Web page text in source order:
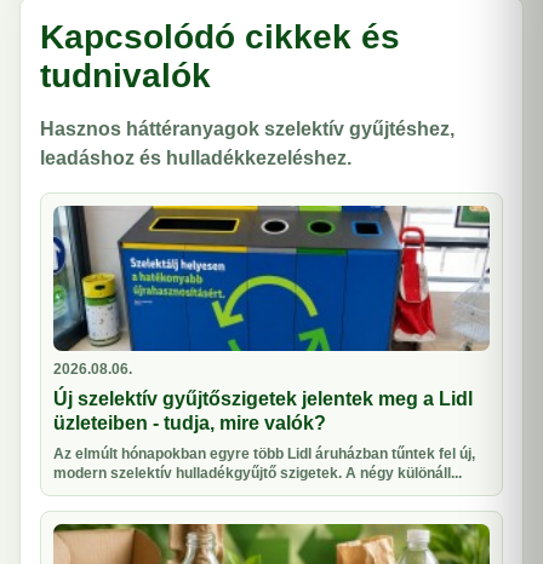
Kapcsolódó cikkek és
tudnivalók
Hasznos háttéranyagok szelektív gyűjtéshez,
leadáshoz és hulladékkezeléshez.
2026.08.06.
Új szelektív gyűjtőszigetek jelentek meg a Lidl
üzleteiben - tudja, mire valók?
Az elmúlt hónapokban egyre több Lidl áruházban tűntek fel új,
modern szelektív hulladékgyűjtő szigetek. A négy különáll...